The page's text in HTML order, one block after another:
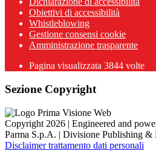
Obiettivi di accessibilità
Whistleblowing
Gestione consensi cookie
Amministrazione trasparente
Pagina visualizzata 3844 volte
Sezione Copyright
Copyright 2026 | Engineered and
Parma S.p.A. | Divisione Publishing &
Disclaimer trattamento dati personali